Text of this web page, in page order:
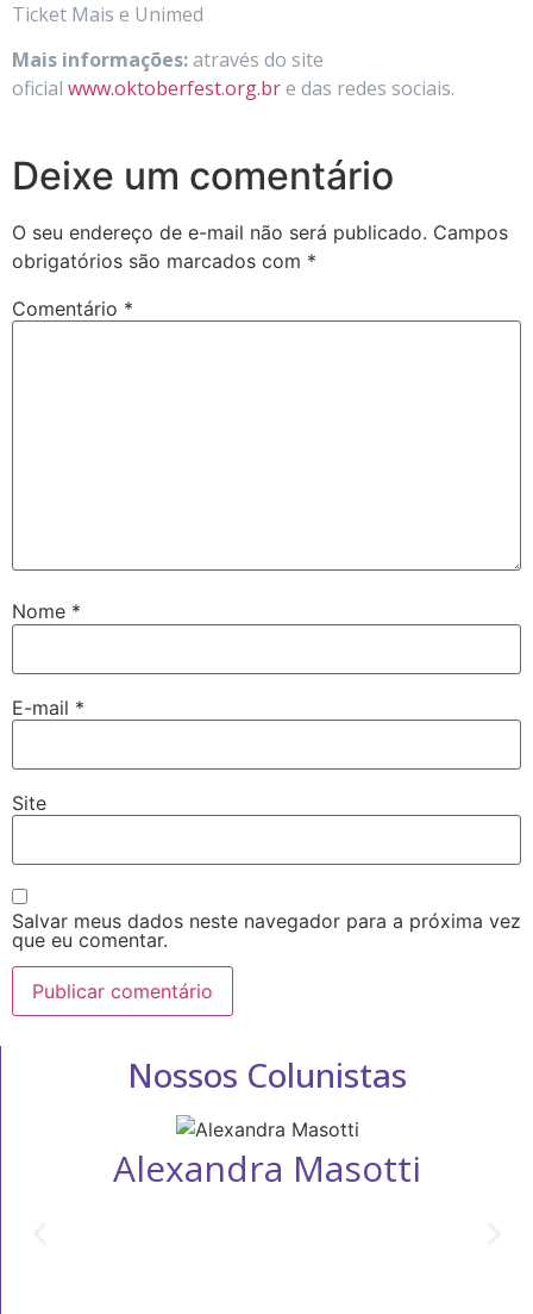
Ticket Mais e Unimed
Mais informações:através do site
oficial www.oktoberfest.org.bre das redes sociais.
Deixe um comentário
O seu endereço de e-mail não será publicado. Campos
obrigatórios são marcados com *
Comentário *
Nome *
E-mail *
Site
Salvar meus dados neste navegador para a próxima vez
que eu comentar.
Nossos Colunistas
Alexandra Masotti